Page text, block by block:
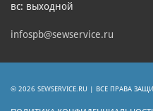
вс: выходной
infospb@sewservice.ru
© 2026 SEWSERVICE.RU | ВСЕ ПРАВА